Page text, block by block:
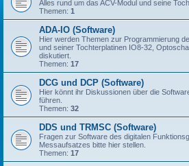
Alles rund um das ACV-Modul und seine
Themen: 1
ADA-IO (Software)
Hier werden Themen zur Programmierung
und seiner Tochterplatinen IO8-32,
diskutiert.
Themen: 17
DCG und DCP (Software)
Hier könnt ihr Diskussionen über die
führen.
Themen: 32
DDS und TRMSC (Software)
Fragen zur Software des digitalen
Messaufsatzes bitte hier stellen.
Themen: 17